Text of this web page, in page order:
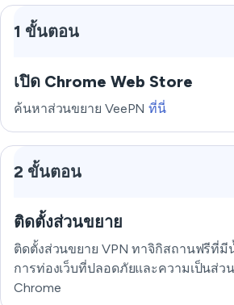
1 ขั้นตอน
เปิด Chrome Web Store
ค้นหาส่วนขยาย VeePNที่นี่
2 ขั้นตอน
ติดตั้งส่วนขยาย
ติดตั้งส่วนขยาย VPN ทาจิกิสถานฟรีที่มี
การท่องเว็บที่ปลอดภัยและความเป็นส่ว
Chrome